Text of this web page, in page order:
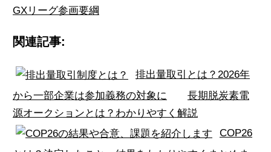
GXリーグ参画要綱
関連記事:
排出量取引とは？2026年
から一部企業は参加義務の対象に
長期脱炭素電
源オークションとは？わかりやすく解説
COP26